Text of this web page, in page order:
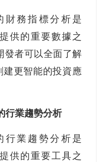
財務指標分析是
供的重要數據之
發者可以全面了解
建更智能的投資應
行業趨勢分析
行業趨勢分析是
供的重要工具之